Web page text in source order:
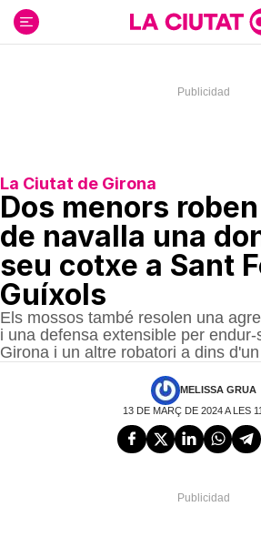
contenido
La Ciutat de Girona
Dos menors
de navalla una
seu cotxe a Sant
Guíxols
Els mossos també resolen una
i una defensa extensible per
Girona i un altre robatori a dins
MELISSA GRUA
13 DE MARÇ DE 2024 A LES